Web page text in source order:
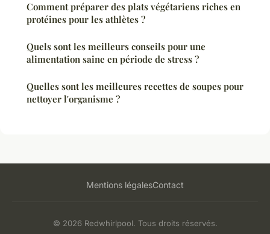
Comment préparer des plats végétariens riches en
protéines pour les athlètes ?
Quels sont les meilleurs conseils pour une
alimentation saine en période de stress ?
Quelles sont les meilleures recettes de soupes pour
nettoyer l'organisme ?
Mentions légalesContact
© 2026 Redwhirlpool. Tous droits réservés.